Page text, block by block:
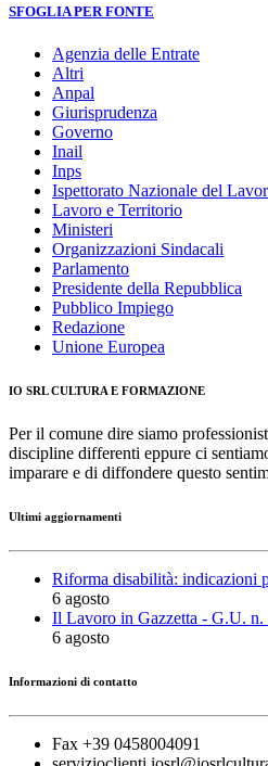
SFOGLIA PER FONTE
Agenzia delle Entrate
Altri
Anpal
Giurisprudenza
Governo
Inail
Inps
Ispettorato Nazionale del
Lavoro e Territorio
Ministeri
Organizzazioni Sindacali
Parlamento
Presidente della Repubblica
Pubblico Impiego
Redazione
Unione Europea
IO SRL CULTURA E FORMAZIONE
Per il comune dire siamo
discipline differenti eppure ci
imparare e di diffondere questo
Ultimi aggiornamenti
Riforma disabilità: indicazioni
6 agosto
Il Lavoro in Gazzetta - G.U. n.
6 agosto
Informazioni di contatto
Fax +39 0458004091